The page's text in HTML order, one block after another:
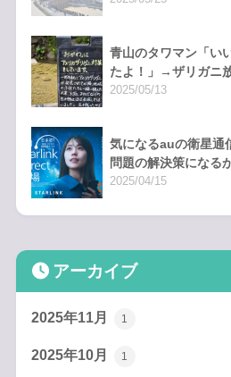
青山のタワマン「い
たよ！」→ザリガニ
2025/05/13
気になるauの衛星通
問題の解決策になる
2025/04/15
アーカイブ
2025年11月 1
2025年10月 1